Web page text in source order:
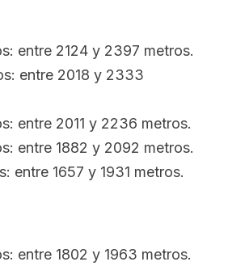
entre 2124 y 2397 metros.
entre 2018 y 2333
entre 2011 y 2236 metros.
entre 1882 y 2092 metros.
entre 1657 y 1931 metros.
entre 1802 y 1963 metros.